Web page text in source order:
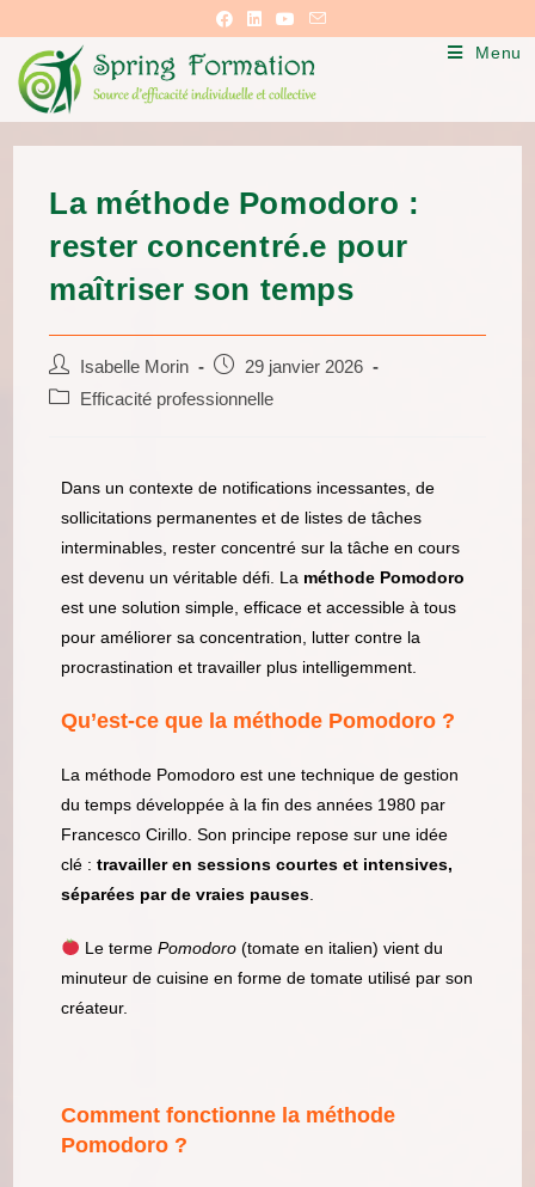
Menu
La méthode Pomodoro :
rester concentré.e pour
maîtriser son temps
Isabelle Morin
29 janvier 2026
Efficacité professionnelle
Dans un contexte de notifications incessantes, de
sollicitations permanentes et de listes de tâches
interminables, rester concentré sur la tâche en cours
est devenu un véritable défi. La méthode Pomodoro
est une solution simple, efficace et accessible à tous
pour améliorer sa concentration, lutter contre la
procrastination et travailler plus intelligemment.
Qu’est-ce que la méthode Pomodoro ?
La méthode Pomodoro est une technique de gestion
du temps développée à la fin des années 1980 par
Francesco Cirillo. Son principe repose sur une idée
clé :travailler en sessions courtes et intensives,
séparées par de vraies pauses
Le termePomodoro (tomate en italien) vient du
minuteur de cuisine en forme de tomate utilisé par son
créateur.
Comment fonctionne la méthode
Pomodoro ?